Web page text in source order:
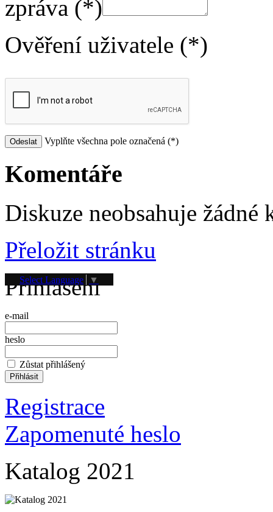
zpráva (*)
Ověření uživatele (*)
Vyplňte všechna pole označená (*)
Komentáře
Diskuze neobsahuje žádné
Přeložit stránku
Select Language ▼
Přihlášení
e-mail
heslo
Zůstat přihlášený
Registrace
Zapomenuté heslo
Katalog 2021